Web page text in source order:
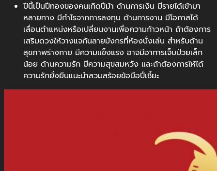
ปีนี้เป็นปีทองของคนเกิดปีม้า ด้านการเงิน มีรายได้เข้ามา
หลายทาง มีกำไรจากการลงทุน ด้านการงาน มีโอกาสได้
เลื่อนตำแหน่งหรือเปลี่ยนงานเพื่อความก้าวหน้า ถ้าต้องการ
เสริมดวงให้วางแจกันลายมังกรที่ห้องนั่งเล่น สำหรับด้าน
สุขภาพร่างกาย มีความแข็งแรง อาจมีอาการเจ็บป่วยเล็ก
น้อย ด้านความรัก มีความสุขสมหวัง และถ้าต้องการให้ได้
ความรักยั่งยืนแนะนำสวมสร้อยข้อมือปี่เซี้ยะ